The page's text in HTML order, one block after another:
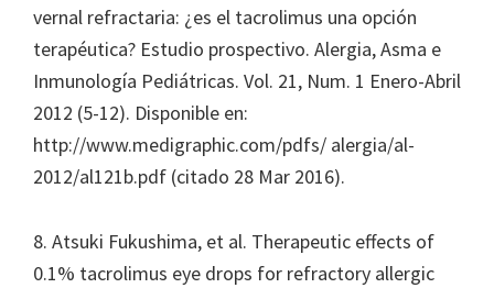
vernal refractaria: ¿es el tacrolimus una opción
terapéutica? Estudio prospectivo. Alergia, Asma e
Inmunología Pediátricas. Vol. 21, Num. 1 Enero-Abril
2012 (5-12). Disponible en:
http://www.medigraphic.com/pdfs/ alergia/al-
2012/al121b.pdf (citado 28 Mar 2016).
8. Atsuki Fukushima, et al. Therapeutic effects of
0.1% tacrolimus eye drops for refractory allergic